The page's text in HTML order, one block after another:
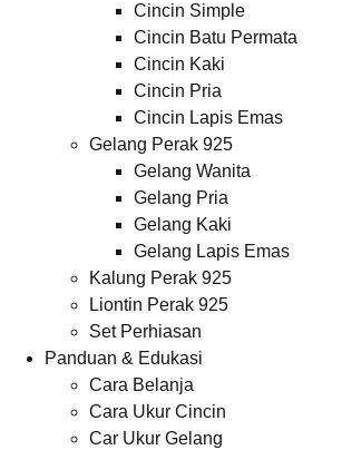
Cincin Simple
Cincin Batu Permata
Cincin Kaki
Cincin Pria
Cincin Lapis Emas
Gelang Perak 925
Gelang Wanita
Gelang Pria
Gelang Kaki
Gelang Lapis Emas
Kalung Perak 925
Liontin Perak 925
Set Perhiasan
Panduan & Edukasi
Cara Belanja
Cara Ukur Cincin
Car Ukur Gelang